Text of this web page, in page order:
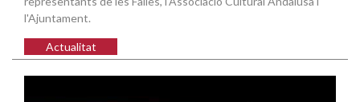
l'Ajuntament.
Actualitat